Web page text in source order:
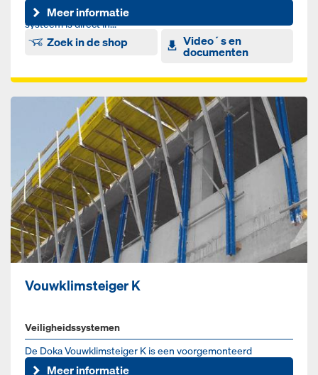
veiligheidssysteem voor wand- en kolombekistingen. Het
systeem is direct in...
Meer informatie
Zoek in de shop
Video´s en
documenten
Vouwklimsteiger K
Veiligheidssystemen
De Doka Vouwklimsteiger K is een voorgemonteerd
steigerplatform voor de betonbouw. Het is een direct
Meer informatie